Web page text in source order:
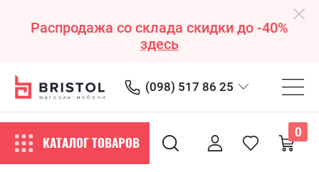
Распродажа со склада скидки до -40%
здесь
(098) 517 86 25
КАТАЛОГ ТОВАРОВ
0